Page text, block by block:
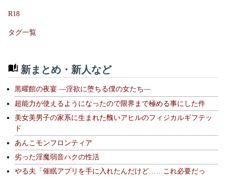
R18
タグ一覧
新まとめ・新人など
黒曜館の夜宴 —淫欲に堕ちる僕の女たち—
超能力が使えるようになったので限界まで極める事にした件
美女美男子の家系に生まれた醜いアヒルのフィジカルギフテッ
ド
あんこモンフロンティア
劣った淫魔弱音ハクの性活
やる夫「催眠アプリを手に入れたんだけど……これ必要だっ